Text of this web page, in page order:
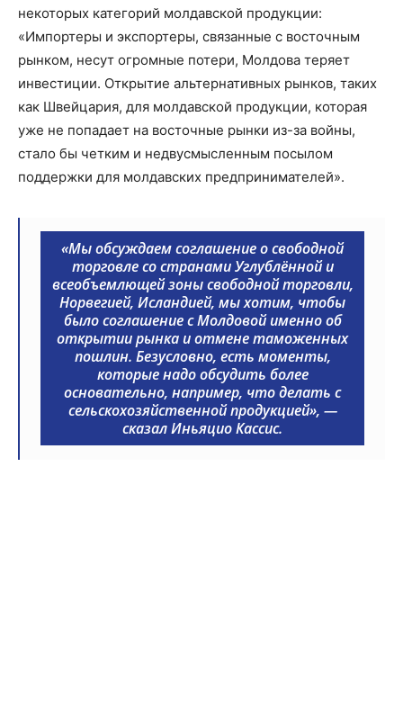
некоторых категорий молдавской продукции:
«Импортеры и экспортеры, связанные с восточным
рынком, несут огромные потери, Молдова теряет
инвестиции. Открытие альтернативных рынков, таких
как Швейцария, для молдавской продукции, которая
уже не попадает на восточные рынки из-за войны,
стало бы четким и недвусмысленным посылом
поддержки для молдавских предпринимателей».
«Мы обсуждаем соглашение о свободной
торговле со странами Углублённой и
всеобъемлющей зоны свободной торговли,
Норвегией, Исландией, мы хотим, чтобы
было соглашение с Молдовой именно об
открытии рынка и отмене таможенных
пошлин. Безусловно, есть моменты,
которые надо обсудить более
основательно, например, что делать с
сельскохозяйственной продукцией», —
сказал Иньяцио Кассис.